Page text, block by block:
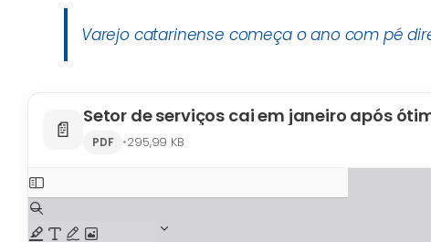
Varejo catarinense começa o ano com pé
📄
Setor de serviços cai em janeiro após
PDF •295,99 KB